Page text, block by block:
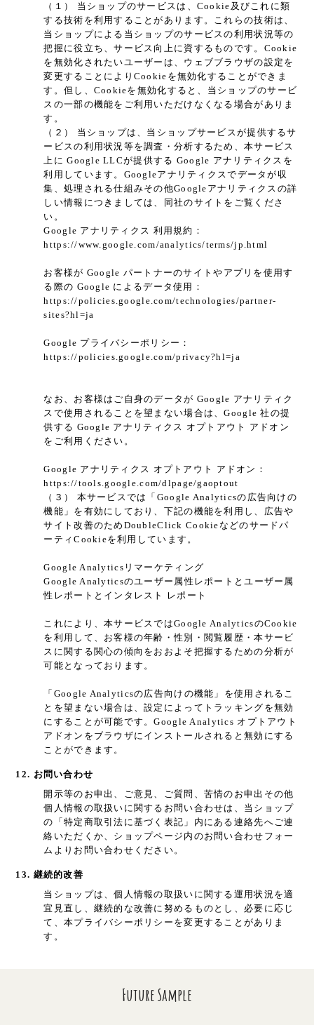
（１） 当ショップのサービスは、Cookie及びこれに類
する技術を利用することがあります。これらの技術は、
当ショップによる当ショップのサービスの利用状況等の
把握に役立ち、サービス向上に資するものです。Cookie
を無効化されたいユーザーは、ウェブブラウザの設定を
変更することによりCookieを無効化することができま
す。但し、Cookieを無効化すると、当ショップのサービ
スの一部の機能をご利用いただけなくなる場合がありま
す。
（２） 当ショップは、当ショップサービスが提供するサ
ービスの利用状況等を調査・分析するため、本サービス
上に Google LLCが提供する Google アナリティクスを
利用しています。Googleアナリティクスでデータが収
集、処理される仕組みその他Googleアナリティクスの詳
しい情報につきましては、同社のサイトをご覧くださ
い。
Google アナリティクス 利用規約：
https://www.google.com/analytics/terms/jp.html
お客様が Google パートナーのサイトやアプリを使用す
る際の Google によるデータ使用：
https://policies.google.com/technologies/partner-
sites?hl=ja
Google プライバシーポリシー：
https://policies.google.com/privacy?hl=ja
なお、お客様はご自身のデータが Google アナリティク
スで使用されることを望まない場合は、Google 社の提
供する Google アナリティクス オプトアウト アドオン
をご利用ください。
Google アナリティクス オプトアウト アドオン：
https://tools.google.com/dlpage/gaoptout
（３） 本サービスでは「Google Analyticsの広告向けの
機能」を有効にしており、下記の機能を利用し、広告や
サイト改善のためDoubleClick Cookieなどのサードパ
ーティCookieを利用しています。
Google Analyticsリマーケティング
Google Analyticsのユーザー属性レポートとユーザー属
性レポートとインタレスト レポート
これにより、本サービスではGoogle AnalyticsのCookie
を利用して、お客様の年齢・性別・閲覧履歴・本サービ
スに関する関心の傾向をおおよそ把握するための分析が
可能となっております。
「Google Analyticsの広告向けの機能」を使用されるこ
とを望まない場合は、設定によってトラッキングを無効
にすることが可能です。Google Analytics オプトアウト
アドオンをブラウザにインストールされると無効にする
ことができます。
12. お問い合わせ
開示等のお申出、ご意見、ご質問、苦情のお申出その他
個人情報の取扱いに関するお問い合わせは、当ショップ
の「特定商取引法に基づく表記」内にある連絡先へご連
絡いただくか、ショップページ内のお問い合わせフォー
ムよりお問い合わせください。
13. 継続的改善
当ショップは、個人情報の取扱いに関する運用状況を適
宜見直し、継続的な改善に努めるものとし、必要に応じ
て、本プライバシーポリシーを変更することがありま
す。
Future Sample